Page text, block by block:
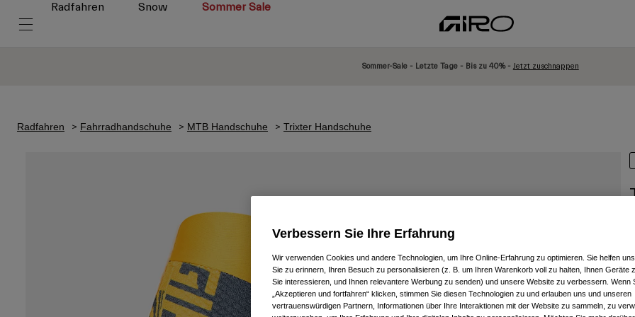
Radfahren Snow Sommer Sale
Sommer-Sale - Letzte Tage - Bis zu 40% - Jetzt zuschnappen
Radfahren Fahrradhandschuhe MTB Handschuhe Trixter Handschuhe
Verbessern Sie Ihre Erfahrung
Wir verwenden Cookies und andere Technologien, um Ihre Online-Erfahrung zu optimieren. Sie helfen
Sie zu erinnern, Ihren Besuch zu personalisieren (z. B. um Ihren Warenkorb voll zu halten, Ihnen Geräte
Sie interessieren, und Ihnen relevantere Werbung zu senden) und unsere Website zu verbessern. Wenn
„Akzeptieren und fortfahren“ klicken, stimmen Sie diesen Technologien zu und erlauben uns und unseren
vertrauenswürdigen Partnern, Informationen über Ihre Interaktionen mit der Website zu sammeln, zu